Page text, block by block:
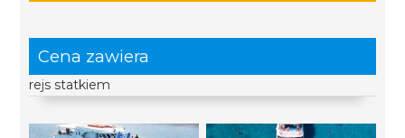
Cena zawiera
rejs statkiem